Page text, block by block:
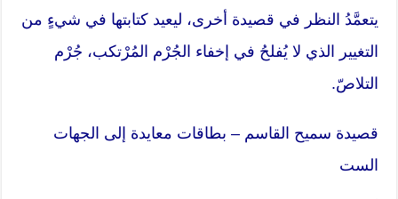
يتعمَّدُ النظر في قصيدة أخرى، ليعيد كتابتها في شيءٍ من
التغيير الذي لا يُفلحُ في إخفاء الجُرْم المُرْتكب، جُرْم
التلاصّ.
قصيدة سميح القاسم – بطاقات معايدة إلى الجهات
الست